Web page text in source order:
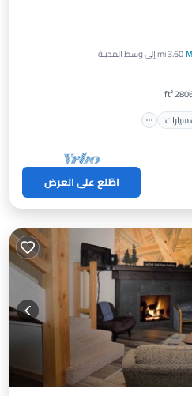
3.60 mi إلى وسط المدينة
2806
موقف سيارات
اطّلع على العرض